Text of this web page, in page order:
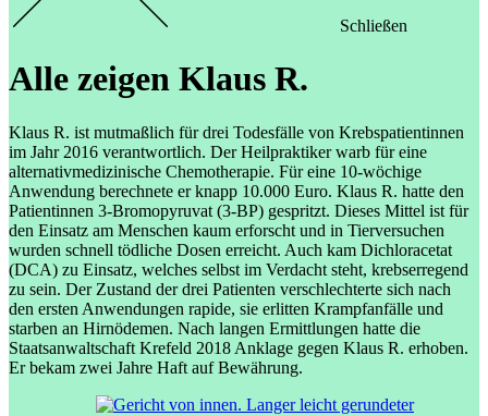
Schließen
Alle zeigen Klaus R.
Klaus R. ist mutmaßlich für drei Todesfälle von Krebspatientinnen
im Jahr 2016 verantwortlich. Der Heilpraktiker warb für eine
alternativmedizinische Chemotherapie. Für eine 10-wöchige
Anwendung berechnete er knapp 10.000 Euro. Klaus R. hatte den
Patientinnen 3-Bromopyruvat (3-BP) gespritzt. Dieses Mittel ist für
den Einsatz am Menschen kaum erforscht und in Tierversuchen
wurden schnell tödliche Dosen erreicht. Auch kam Dichloracetat
(DCA) zu Einsatz, welches selbst im Verdacht steht, krebserregend
zu sein. Der Zustand der drei Patienten verschlechterte sich nach
den ersten Anwendungen rapide, sie erlitten Krampfanfälle und
starben an Hirnödemen. Nach langen Ermittlungen hatte die
Staatsanwaltschaft Krefeld 2018 Anklage gegen Klaus R. erhoben.
Er bekam zwei Jahre Haft auf Bewährung.